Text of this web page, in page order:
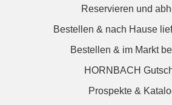
Reservieren und
Bestellen & nach Hause
Bestellen & im Markt
HORNBACH
Prospekte &